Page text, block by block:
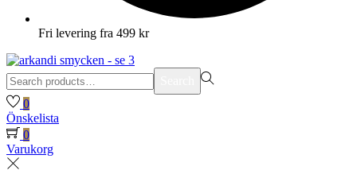
Fri levering fra 499 kr
Search
for:>
0
Önskelista
0
Varukorg